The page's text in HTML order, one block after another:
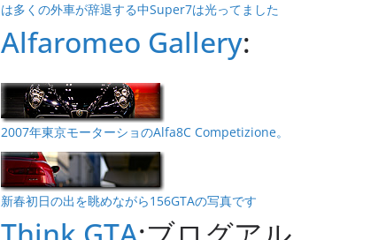
は多くの外車が辞退する中Super7は光ってました
Alfaromeo Gallery:
2007年東京モーターショのAlfa8C Competizione。
新春初日の出を眺めながら156GTAの写真です